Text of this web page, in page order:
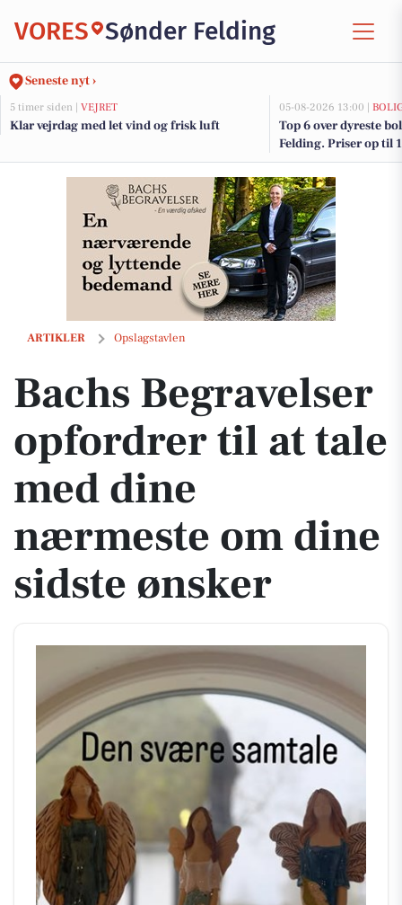
VORES Sønder Felding
Seneste nyt ›
5 timer siden | VEJRET
Klar vejrdag med let vind og frisk luft
05-08-2026 13:00 |
Top 6 over dyreste
Felding. Priser op til
ARTIKLER Opslagstavlen
Bachs Begravelser opfordrer til at tale med dine nærmeste om dine
Bachs Begravelser
opfordrer til at tale
med dine
nærmeste om dine
sidste ønsker